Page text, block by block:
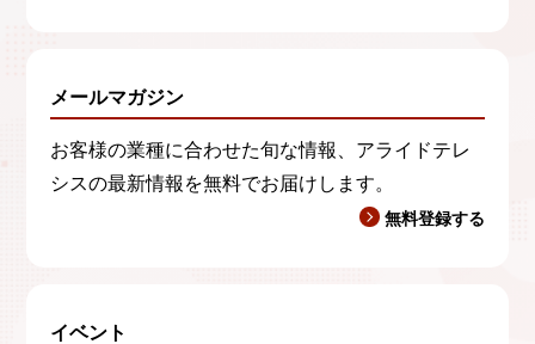
メールマガジン
お客様の業種に合わせた旬な情報、アライドテレ
シスの最新情報を無料でお届けします。
無料登録する
イベント